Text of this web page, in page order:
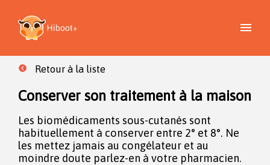
Retour à la liste
Conserver son traitement à la maison
Les biomédicaments sous-cutanés sont
habituellement à conserver entre 2° et 8°. Ne
les mettez jamais au congélateur et au
moindre doute parlez-en à votre pharmacien.